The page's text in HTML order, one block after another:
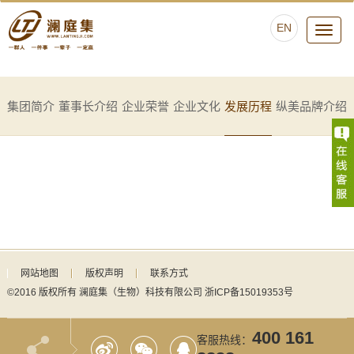
Toggle
EN
集团简介 董事长介绍 企业荣誉 企业文化 发展历程 纵美品牌介绍
网站地图 版权声明
联系方式
©2016 版权所有 澜庭集（生物）科技有限公司 浙ICP备15019353号
客服热线： 400 161